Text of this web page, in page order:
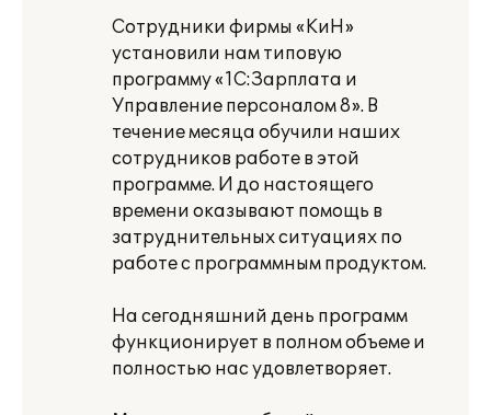
Сотрудники фирмы «КиН»
установили нам типовую
программу «1С:Зарплата и
Управление персоналом 8». В
течение месяца обучили наших
сотрудников работе в этой
программе. И до настоящего
времени оказывают помощь в
затруднительных ситуациях по
работе с программным продуктом.
На сегодняшний день программ
функционирует в полном объеме и
полностью нас удовлетворяет.